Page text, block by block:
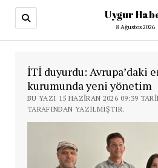
Uygur
8 Ağustos 2026
İTİ duyurdu: Avrupa’daki
kurumunda yeni yönetim
BU YAZI 15 HAZIRAN 2026 09:39
TARAFINDAN YAZILMIŞTIR.